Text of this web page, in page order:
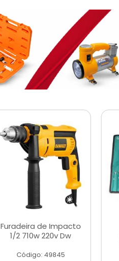
Furadeira de Impacto
1/2 710w 220v Dw
Código: 49845